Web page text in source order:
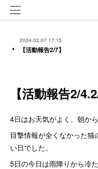
2024.02.07 17:15
【活動報告2/7】
【活動報告2/
4日はお天気がよく、朝か
目撃情報が全くなかった
い日でした。
5日の今日は雨降りから冷